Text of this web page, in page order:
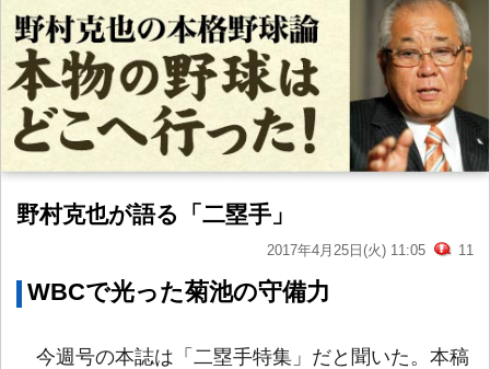
野村克也が語る「二塁手」
2017年4月25日(火) 11:05 11
WBCで光った菊池の守備力
今週号の本誌は「二塁手特集」だと聞いた。本稿